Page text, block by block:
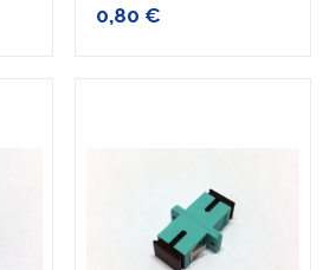
0,80 €